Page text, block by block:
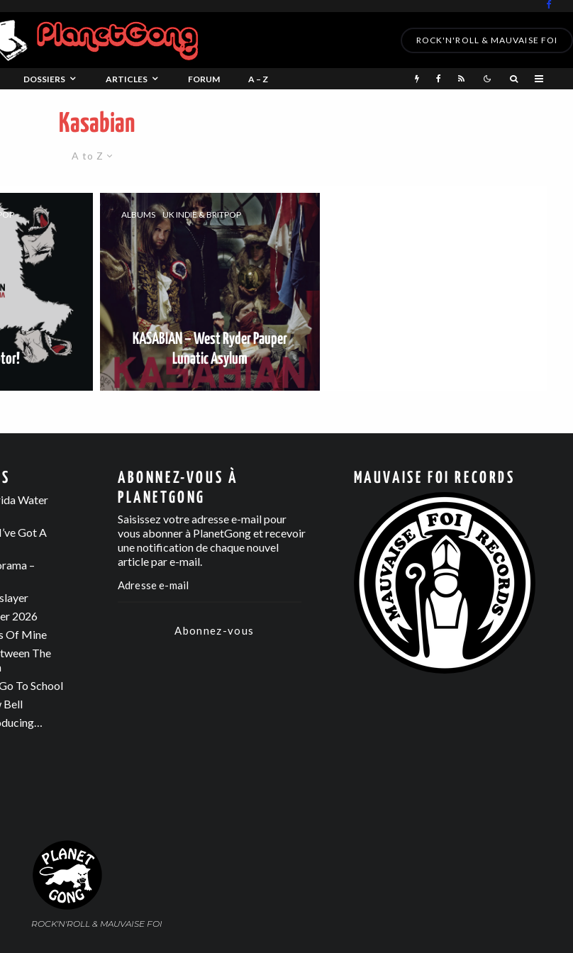
ROCK'N'ROLL & MAUVAISE FOI
DOSSIERS ARTICLES FORUM A – Z
Kasabian
A to Z
ALBUMS UK INDIE & BRITPOP
KASABIAN – West Ryder Pauper
Lunatic Asylum
Water
Got A
–
2026
Of Mine
The
To School
Bell
ABONNEZ-VOUS À
PLANETGONG
Saisissez votre adresse e-mail pour
vous abonner à PlanetGong et recevoir
une notification de chaque nouvel
article par e-mail.
Abonnez-vous
MAUVAISE FOI RECORDS
ROCK'N'ROLL & MAUVAISE FOI